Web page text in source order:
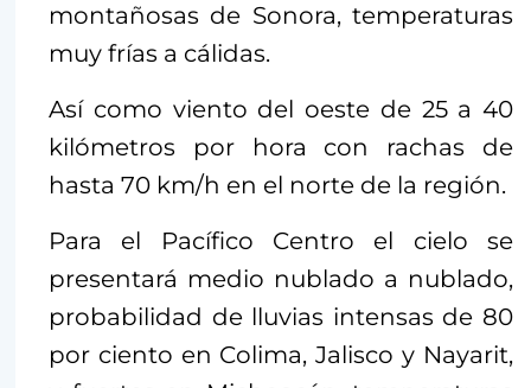
montañosas de Sonora, temperaturas
muy frías a cálidas.
Así como viento del oeste de 25 a 40
kilómetros por hora con rachas de
hasta 70 km/h en el norte de la región.
Para el Pacífico Centro el cielo se
presentará medio nublado a nublado,
probabilidad de lluvias intensas de 80
por ciento en Colima, Jalisco y Nayarit,